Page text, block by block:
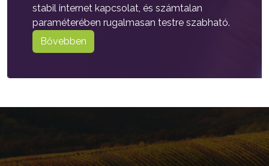
stabil internet kapcsolat, és számtalan
paraméterében rugalmasan testre szabható.
Bővebben